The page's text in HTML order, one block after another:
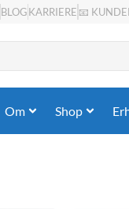
BLOGKARRIERE 📧
Om Shop